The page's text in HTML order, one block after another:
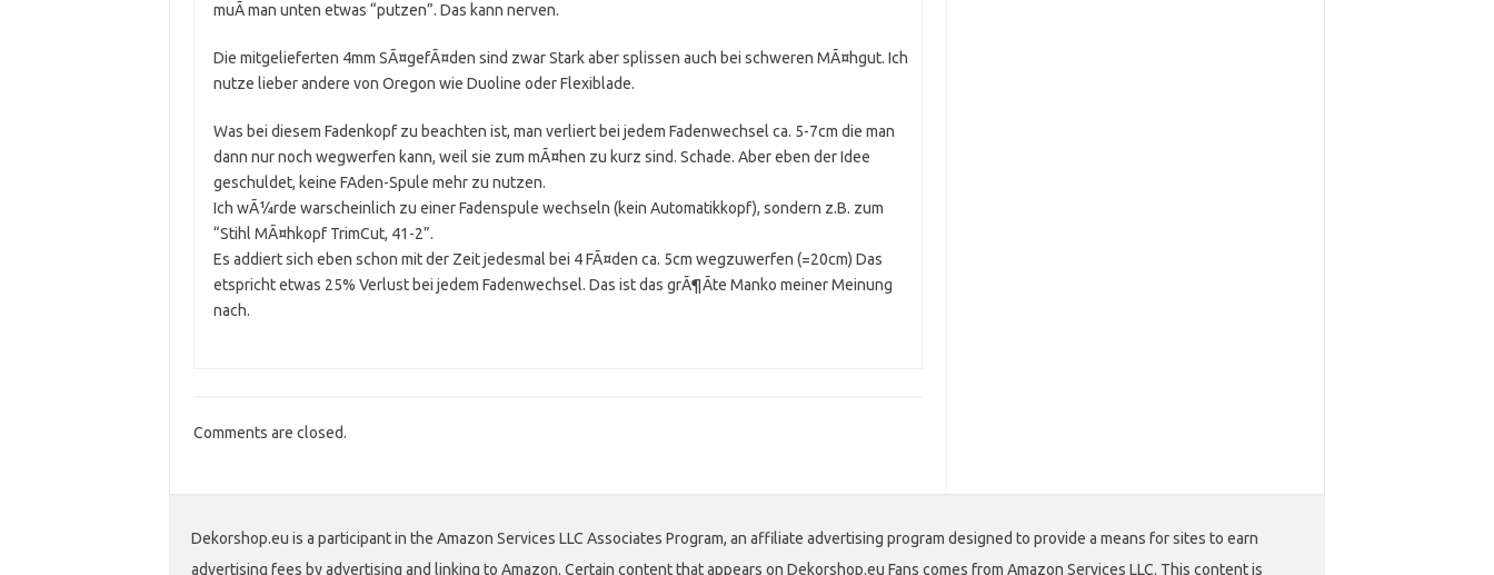
muÃ man unten etwas “putzen”. Das kann nerven.
Die mitgelieferten 4mm SÃ¤gefÃ¤den sind zwar Stark aber splissen auch bei schweren MÃ¤hgut. Ich
nutze lieber andere von Oregon wie Duoline oder Flexiblade.
Was bei diesem Fadenkopf zu beachten ist, man verliert bei jedem Fadenwechsel ca. 5-7cm die man
dann nur noch wegwerfen kann, weil sie zum mÃ¤hen zu kurz sind. Schade. Aber eben der Idee
geschuldet, keine FAden-Spule mehr zu nutzen.
Ich wÃ¼rde warscheinlich zu einer Fadenspule wechseln (kein Automatikkopf), sondern z.B. zum
“Stihl MÃ¤hkopf TrimCut, 41-2”.
Es addiert sich eben schon mit der Zeit jedesmal bei 4 FÃ¤den ca. 5cm wegzuwerfen (=20cm) Das
etspricht etwas 25% Verlust bei jedem Fadenwechsel. Das ist das grÃ¶Ãte Manko meiner Meinung
nach.
Comments are closed.
Dekorshop.eu is a participant in the Amazon Services LLC Associates Program, an affiliate advertising program designed to provide a means for sites to earn
advertising fees by advertising and linking to Amazon. Certain content that appears on Dekorshop.eu Fans comes from Amazon Services LLC. This content is